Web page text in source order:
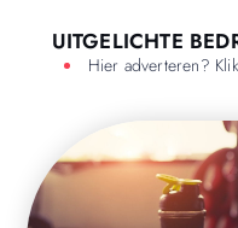
UITGELICHTE
Hier adverteren?